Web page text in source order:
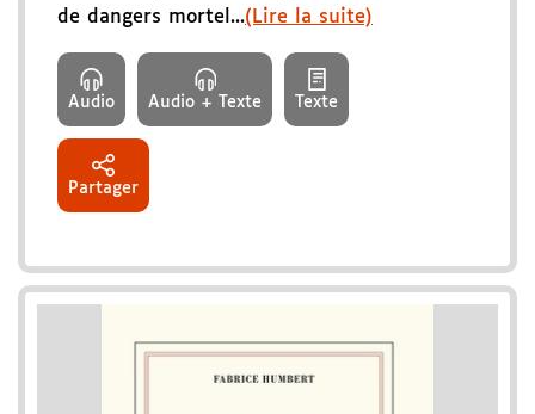
de dangers mortel...(Lire la suite)
Audio Audio + Texte Texte
Partager